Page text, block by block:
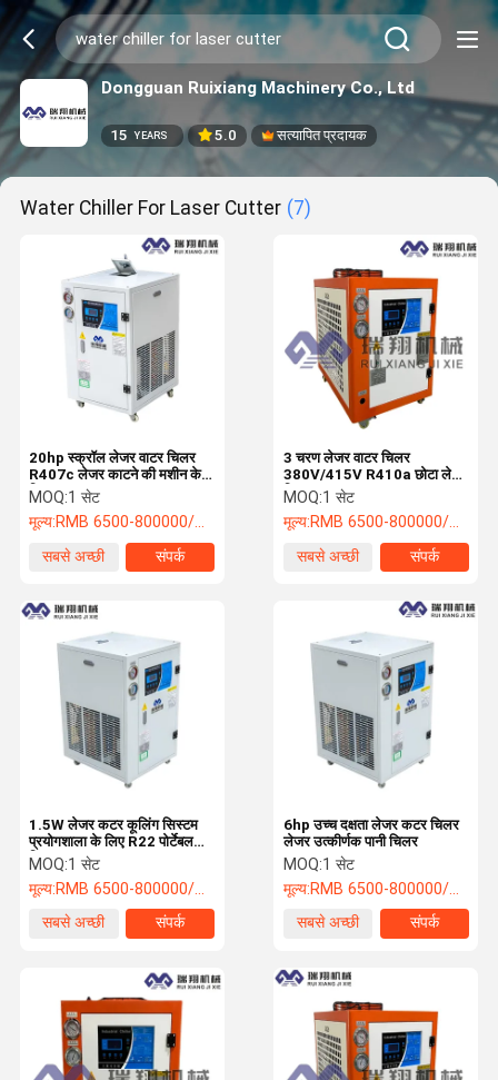
Dongguan Ruixiang Machinery Co., Ltd
15 YEARS 5.0 सत्यापित प्रदायक
Water Chiller For Laser Cutter (7)
20hp स्क्रॉल लेजर वाटर चिलर
R407c लेजर काटने की मशीन के
लिए
MOQ:1 सेट
मूल्य:RMB 6500-800000/PC
सबसे अच्छी
संपर्क
3 चरण लेजर वाटर चिलर
380V/415V R410a छोटा लेजर
चिलर
MOQ:1 सेट
मूल्य:RMB 6500-800000/PC
सबसे अच्छी
संपर्क
1.5W लेजर कटर कूलिंग सिस्टम
प्रयोगशाला के लिए R22 पोर्टेबल
चिलर
MOQ:1 सेट
मूल्य:RMB 6500-800000/PC
सबसे अच्छी
संपर्क
6hp उच्च दक्षता लेजर कटर चिलर
लेजर उत्कीर्णक पानी चिलर
MOQ:1 सेट
मूल्य:RMB 6500-800000/PC
सबसे अच्छी
संपर्क